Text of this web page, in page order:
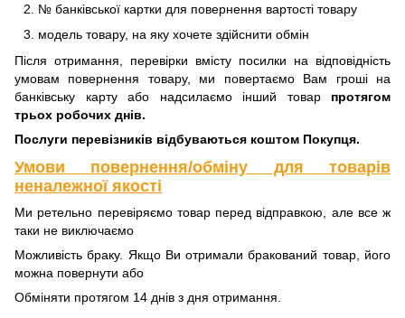
№ банківської картки для повернення вартості товару
модель товару, на яку хочете здійснити обмін
Після отримання, перевірки вмісту посилки на відповідність
умовам повернення товару, ми повертаємо Вам гроші на
банківську карту або надсилаємо інший товар протягом
трьох робочих днів.
Послуги перевізників відбуваються коштом Покупця.
Умови повернення/обміну для товарів
неналежної якості
Ми ретельно перевіряємо товар перед відправкою, але все ж
таки не виключаємо
Можливість браку. Якщо Ви отримали бракований товар, його
можна повернути або
Обміняти протягом 14 днів з дня отримання.